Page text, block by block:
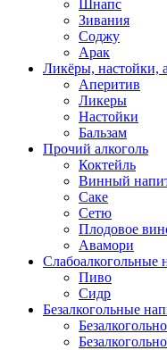
Шнапс
Зивания
Соджу
Арак
Ликёры, настойки,
Аперитив
Ликеры
Настойки
Бальзам
Прочий алкоголь
Коктейль
Винный
Саке
Сетю
Плодовое
Авамори
Слабоалкогольные
Пиво
Сидр
Безалкогольные